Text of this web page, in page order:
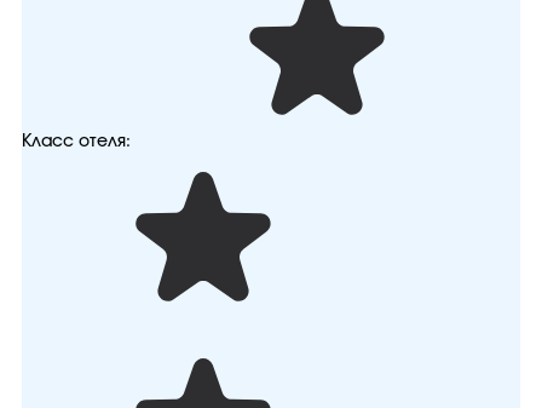
Класс отеля: